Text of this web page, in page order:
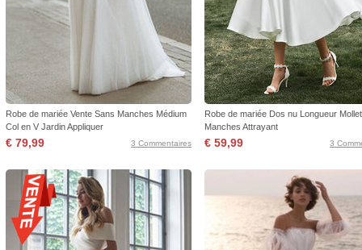
Robe de mariée Vente Sans Manches Médium
Col en V Jardin Appliquer
€ 79,99 3 Commentaires
Robe de mariée Dos nu Longueur
Manches Attrayant
€ 59,99 3